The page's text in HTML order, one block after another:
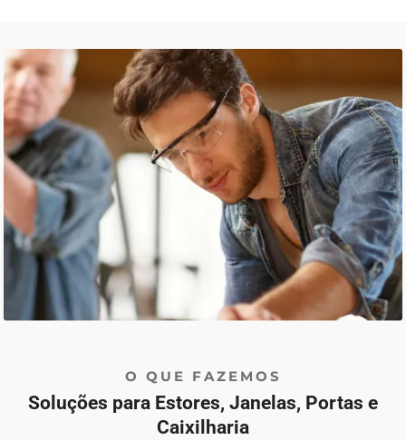
O QUE FAZEMOS
Soluções para Estores, Janelas, Portas e
Caixilharia